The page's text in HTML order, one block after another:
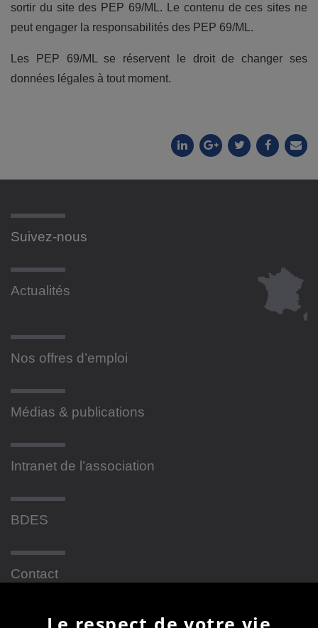
sortir du site des PEP 69/ML. Le contenu de ces sites ne
peut engager la responsabilités des PEP 69/ML.
Les PEP 69/ML se réservent le droit de changer ses
données légales à tout moment.
Suivez-nous
Actualités
Nos offres d’emploi
Médias & publications
Intranet de l’association
BDES
Contact